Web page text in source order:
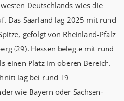
Deutschlands wies die
Das Saarland lag 2025 mit rund
gefolgt von Rheinland-Pfalz
(29). Hessen belegte mit rund
einen Platz im oberen Bereich.
lag bei rund 19
wie Bayern oder Sachsen-